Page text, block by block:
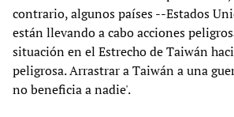
contrario, algunos países --Estados
están llevando a cabo acciones
situación en el Estrecho de Taiwán
peligrosa. Arrastrar a Taiwán a una
no beneficia a nadie'.